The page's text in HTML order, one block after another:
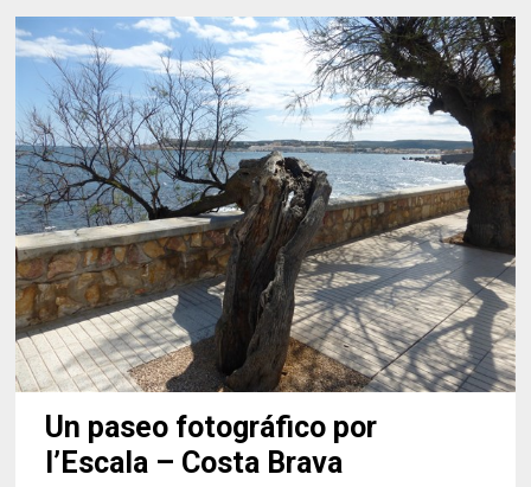
Un paseo fotográfico por
l’Escala – Costa Brava